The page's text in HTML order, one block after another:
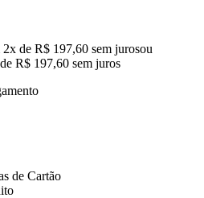
de R$ 197,60 sem jurosou
R$ 197,60 sem juros
de Cartão